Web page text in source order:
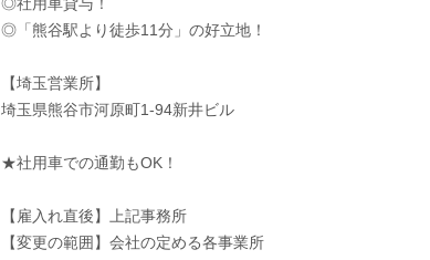
◎「熊谷駅より徒歩11分」の好立地！
【埼玉営業所】
埼玉県熊谷市河原町1-94新井ビル
★社用車での通勤もOK！
【雇入れ直後】上記事務所
【変更の範囲】会社の定める各事業所